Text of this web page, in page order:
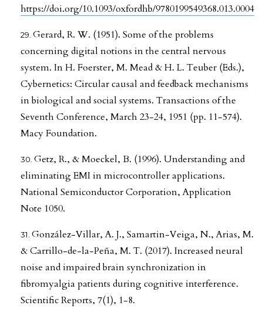
https://doi.org/10.1093/oxfordhb/9780199549368.013.0004
Gerard, R. W. (1951). Some of the problems
concerning digital notions in the central nervous
system. In H. Foerster, M. Mead & H. L. Teuber (Eds.),
Cybernetics: Circular causal and feedback mechanisms
in biological and social systems. Transactions of the
Seventh Conference, March 23-24, 1951 (pp. 11-574).
Macy Foundation.
Getz, R., & Moeckel, B. (1996). Understanding and
eliminating EMI in microcontroller applications.
National Semiconductor Corporation, Application
Note 1050.
González-Villar, A. J., Samartin-Veiga, N., Arias, M.
& Carrillo-de-la-Peña, M. T. (2017). Increased neural
noise and impaired brain synchronization in
fibromyalgia patients during cognitive interference.
Scientific Reports, 7(1), 1-8.